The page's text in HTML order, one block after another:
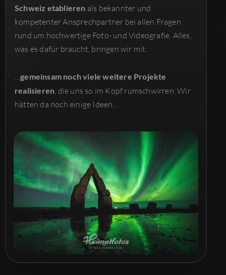
Schweiz etablieren als bekannter und
kompetenter Ansprechpartner bei allen Fragen
rund um hochwertige Foto- und Videografie. Alles,
was es dafür braucht, bringen wir mit.
…gemeinsam noch viele weitere Projekte
realisieren, die uns so im Kopf rumschwirren. Wir
hätten da noch einige Ideen…